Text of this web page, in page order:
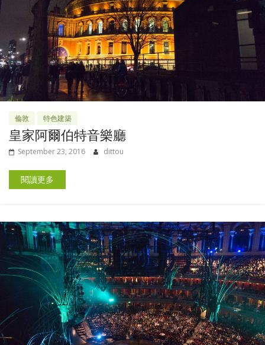
倫敦 特色建築
皇家阿爾伯特音樂廳
September 23, 2016 dittou
閱讀更多